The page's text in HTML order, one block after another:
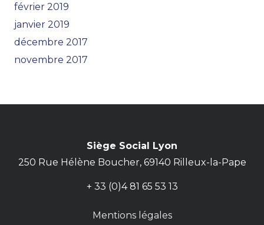
février 2019
janvier 2019
décembre 2017
novembre 2017
Siège Social Lyon
250 Rue Hélène Boucher, 69140 Rilleux-la-Pape
+ 33 (0)4 81 65 53 13
Mentions légales